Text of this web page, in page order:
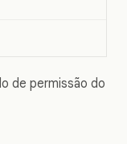
de permissão do